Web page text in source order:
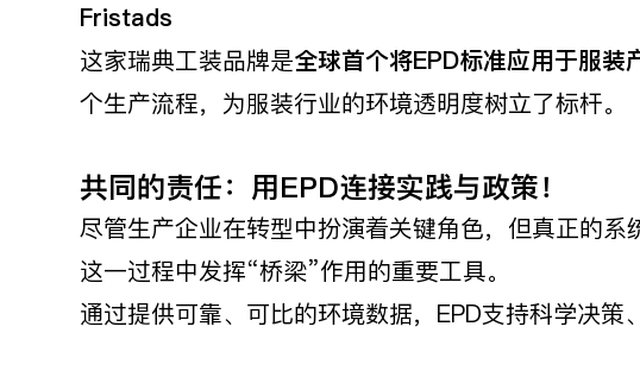
Fristads
这家瑞典工装品牌是全球首个将EPD标准应用于服装
个生产流程，为服装行业的环境透明度树立了标杆。
共同的责任：用EPD连接实践与政策！
尽管生产企业在转型中扮演着关键角色，但真正的
这一过程中发挥“桥梁”作用的重要工具。
通过提供可靠、可比的环境数据，EPD支持科学决